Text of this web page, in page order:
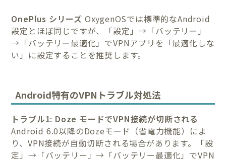
OnePlus シリーズ OxygenOSでは標準的なAndroid
設定とほぼ同じですが、「設定」→「バッテリー」
→「バッテリー最適化」でVPNアプリを「最適化しな
い」に設定することを推奨します。
Android特有のVPNトラブル対処法
トラブル1: Doze モードでVPN接続が切断される
Android 6.0以降のDozeモード（省電力機能）によ
り、VPN接続が自動切断される場合があります。「設
定」→「バッテリー」→「バッテリー最適化」でVPN